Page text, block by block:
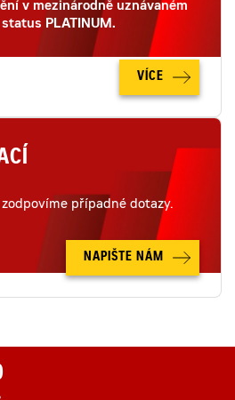
v mezinárodně uznávaném
PLATINUM.
VÍCE
případné dotazy.
NAPIŠTE NÁM